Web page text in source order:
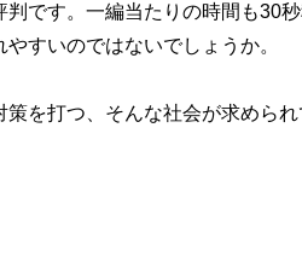
です。一編当たりの時間も30
すいのではないでしょうか。
を打つ、そんな社会が求められ